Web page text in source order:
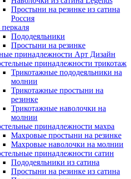
Простыни на резинке из сатина
Россия
Пододеяльники
Простыни на резинке
принадлежности Арт Дизайн
принадлежности трикотаж
Трикотажные пододеяльники на
молнии
Трикотажные простыни на
резинке
Трикотажные наволочки на
молнии
принадлежности махра
Махровые простыни на резинке
Махровые наволочки на молнии
принадлежности сатин
Пододеяльники из сатина
Простыни на резинке из сатина